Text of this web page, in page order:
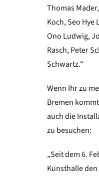
Thomas
Koch, Seo Hye
Ono Ludwig,
Rasch, Peter
Schwartz.“
Wenn Ihr zu
Bremen
auch die
zu besuchen:
„Seit dem 6.
Kunsthalle den